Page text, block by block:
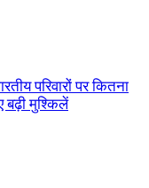
परिवारों पर कितना
बढ़ी मुश्किलें